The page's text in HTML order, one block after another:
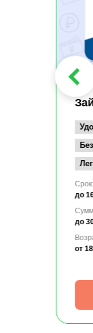
Срок:
до
до
от 18